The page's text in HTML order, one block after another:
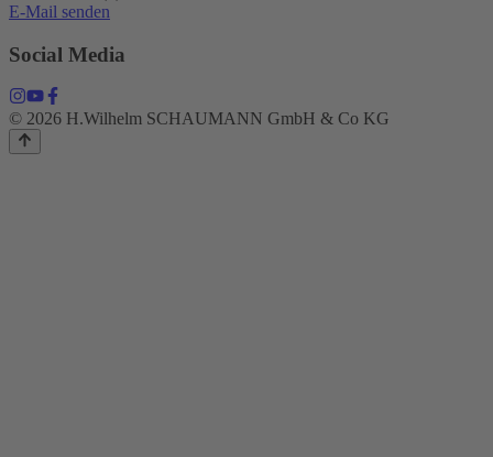
E-Mail senden
Social Media
© 2026 H.Wilhelm SCHAUMANN GmbH & Co KG